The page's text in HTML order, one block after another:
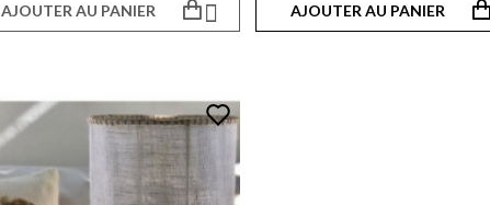
AJOUTER AU PANIER  AJOUTER AU PANIER